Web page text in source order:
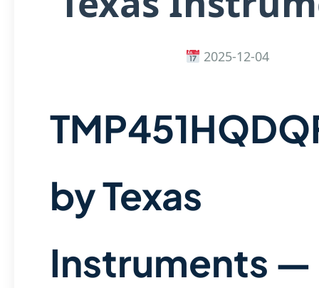
2025-12-04
by Texas
Instruments —